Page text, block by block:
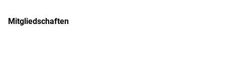
Mitgliedschaften